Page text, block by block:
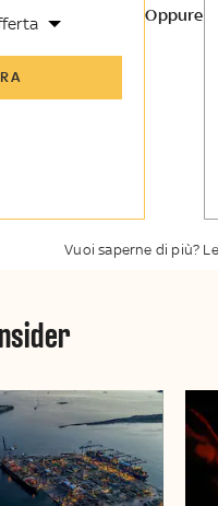
Oppure
Vuoi saperne di più?